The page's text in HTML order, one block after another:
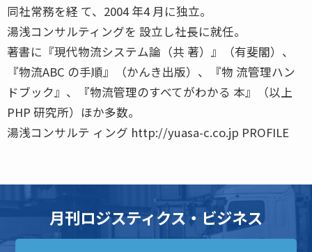
同社常務を経 て、2004 年4 月に独立。
湯浅コンサルティングを 設立し社長に就任。
著書に『現代物流システム論（共 著）』（有斐閣）、
『物流ABC の手順』（かんき出版）、『物 流管理ハン
ドブック』、『物流管理のすべてがわかる 本』（以上
PHP 研究所）ほか多数。
湯浅コンサルテ ィング http://yuasa-c.co.jp PROFILE
月刊ロジスティクス・ビジネス